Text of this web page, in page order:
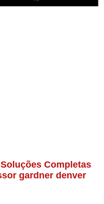
Completas
gardner denver